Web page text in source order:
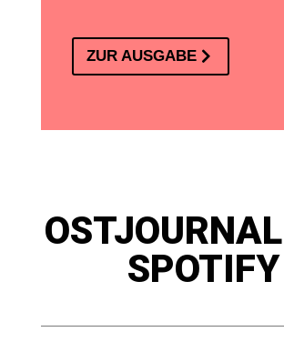
ZUR AUSGABE
SPOTIFY